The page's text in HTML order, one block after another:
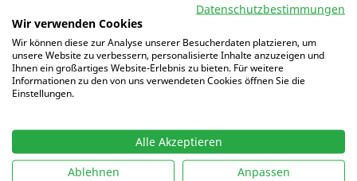
30.05.2025 | FAIRniño – Ein neues Kapitel im
Kinderfußball?
Datenschutzbestimmungen
Wir verwenden Cookies
Wir können diese zur Analyse unserer Besucherdaten platzieren, um
unsere Website zu verbessern, personalisierte Inhalte anzuzeigen und
Ihnen ein großartiges Website-Erlebnis zu bieten. Für weitere
Informationen zu den von uns verwendeten Cookies öffnen Sie die
Einstellungen.
Alle Akzeptieren
Ablehnen
Anpassen